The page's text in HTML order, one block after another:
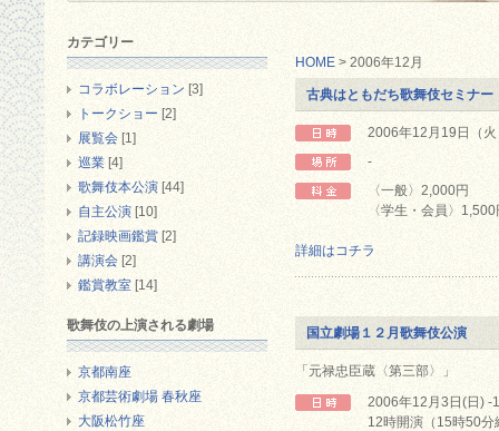
HOME > 2006年12月
古典はともだち歌舞伎セミナー
2006年12月19日（
-
〈一般〉2,000円
〈学生・会員〉
詳細はコチラ
国立劇場１２月歌舞伎公演
「元禄忠臣蔵〈第三部〉」
2006年12月3日(日) -
12時開演（15時50分
カテゴリー
コラボレーション [3]
トークショー [2]
展覧会 [1]
巡業 [4]
歌舞伎本公演 [44]
自主公演 [10]
記録映画鑑賞 [2]
講演会 [2]
鑑賞教室 [14]
歌舞伎の上演される劇場
京都南座
京都芸術劇場 春秋座
大阪松竹座